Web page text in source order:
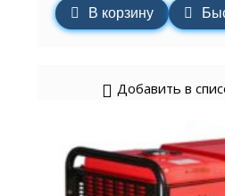
В корзину
Добавить в